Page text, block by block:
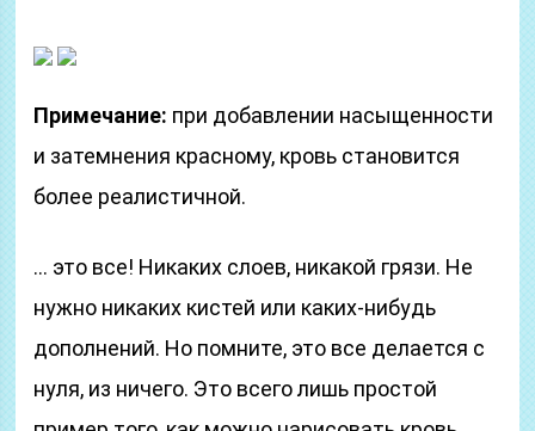
Примечание: при добавлении насыщенности
и затемнения красному, кровь становится
более реалистичной.
… это все! Никаких слоев, никакой грязи. Не
нужно никаких кистей или каких-нибудь
дополнений. Но помните, это все делается с
нуля, из ничего. Это всего лишь простой